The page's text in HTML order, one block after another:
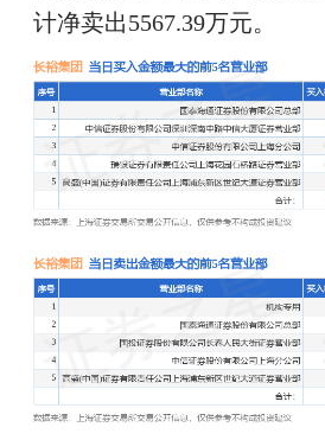
计净卖出5567.39万元。